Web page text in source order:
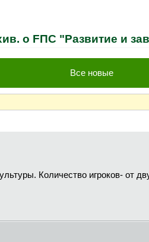
o FПС "Развитие и
Все новые
Количество игроков- от